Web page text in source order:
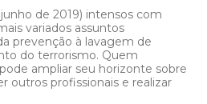
de 2019) intensos com
variados assuntos
prevenção à lavagem de
do terrorismo. Quem
ampliar seu horizonte sobre
outros profissionais e realizar